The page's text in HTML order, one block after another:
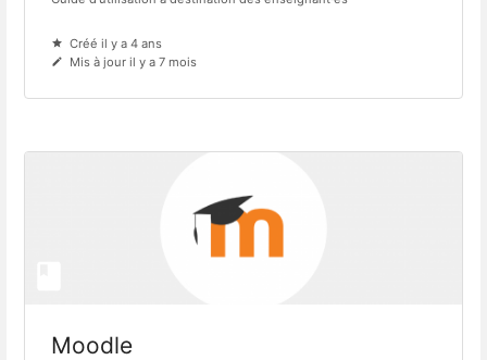
Créé il y a 4 ans
Mis à jour il y a 7 mois
Moodle